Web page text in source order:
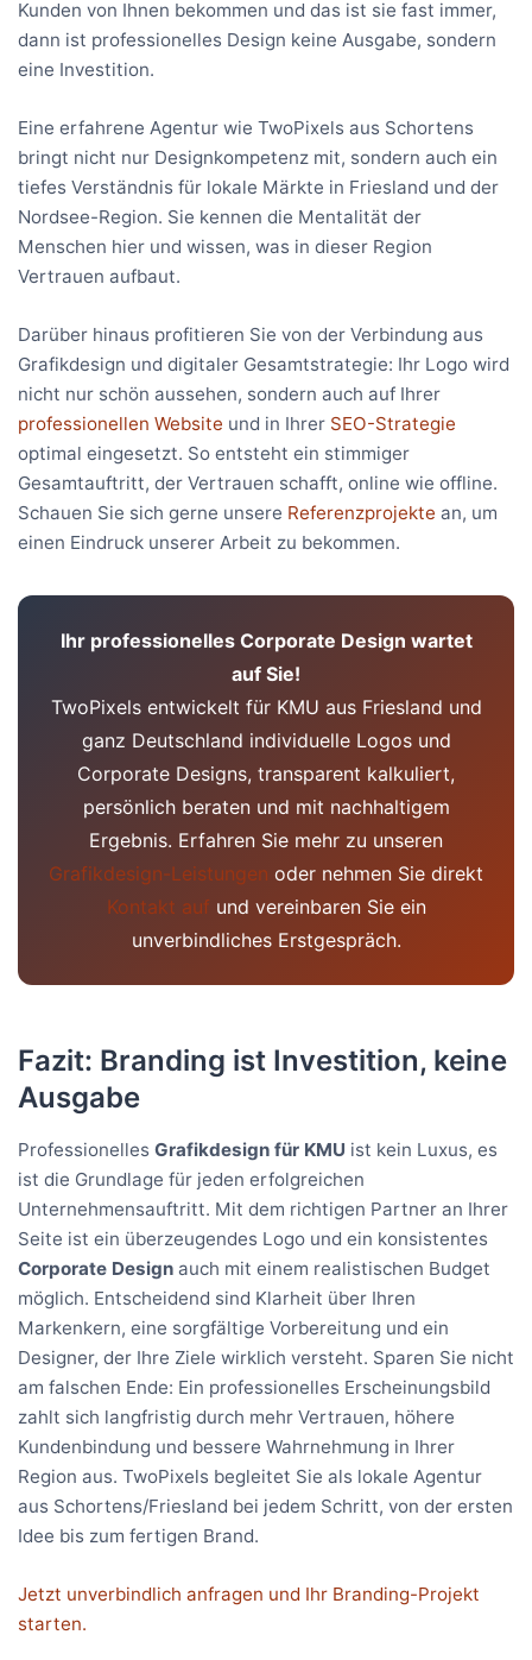
Kunden von Ihnen bekommen und das ist sie fast immer,
dann ist professionelles Design keine Ausgabe, sondern
eine Investition.
Eine erfahrene Agentur wie TwoPixels aus Schortens
bringt nicht nur Designkompetenz mit, sondern auch ein
tiefes Verständnis für lokale Märkte in Friesland und der
Nordsee-Region. Sie kennen die Mentalität der
Menschen hier und wissen, was in dieser Region
Vertrauen aufbaut.
Darüber hinaus profitieren Sie von der Verbindung aus
Grafikdesign und digitaler Gesamtstrategie: Ihr Logo wird
nicht nur schön aussehen, sondern auch auf Ihrer
professionellen Website und in Ihrer SEO-Strategie
optimal eingesetzt. So entsteht ein stimmiger
Gesamtauftritt, der Vertrauen schafft, online wie offline.
Schauen Sie sich gerne unsere Referenzprojekte an, um
einen Eindruck unserer Arbeit zu bekommen.
Ihr professionelles Corporate Design wartet
auf Sie!
TwoPixels entwickelt für KMU aus Friesland und
ganz Deutschland individuelle Logos und
Corporate Designs, transparent kalkuliert,
persönlich beraten und mit nachhaltigem
Ergebnis. Erfahren Sie mehr zu unseren
Grafikdesign-Leistungen oder nehmen Sie direkt
Kontakt auf und vereinbaren Sie ein
unverbindliches Erstgespräch.
Fazit: Branding ist Investition, keine
Ausgabe
Professionelles Grafikdesign für KMU ist kein Luxus, es
ist die Grundlage für jeden erfolgreichen
Unternehmensauftritt. Mit dem richtigen Partner an Ihrer
Seite ist ein überzeugendes Logo und ein konsistentes
Corporate Design auch mit einem realistischen Budget
möglich. Entscheidend sind Klarheit über Ihren
Markenkern, eine sorgfältige Vorbereitung und ein
Designer, der Ihre Ziele wirklich versteht. Sparen Sie nicht
am falschen Ende: Ein professionelles Erscheinungsbild
zahlt sich langfristig durch mehr Vertrauen, höhere
Kundenbindung und bessere Wahrnehmung in Ihrer
Region aus. TwoPixels begleitet Sie als lokale Agentur
aus Schortens/Friesland bei jedem Schritt, von der ersten
Idee bis zum fertigen Brand.
Jetzt unverbindlich anfragen und Ihr Branding-Projekt
starten.